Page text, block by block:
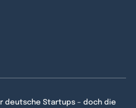
deutsche Startups – doch die